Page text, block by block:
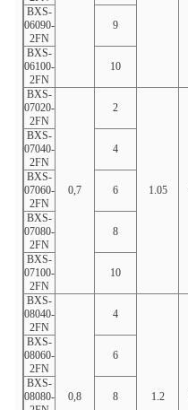
BXS-
06090-
2FN
9
BXS-
06100-
2FN
10
BXS-
07020-
2FN
0,7
2
1.05
BXS-
07040-
2FN
4
BXS-
07060-
2FN
6
BXS-
07080-
2FN
8
BXS-
07100-
2FN
10
BXS-
08040-
2FN
0,8
4
1.2
BXS-
08060-
2FN
6
BXS-
08080-
8